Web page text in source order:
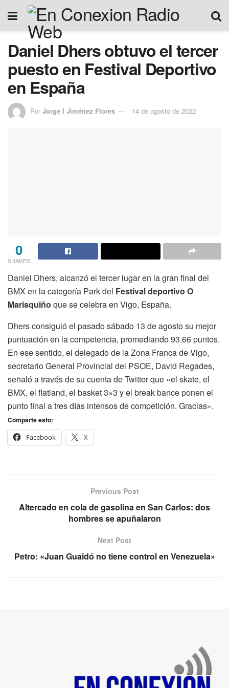
Daniel Dhers obtuvo el tercer
puesto en Festival Deportivo
en España
Por Jorge I Jiménez Flores 14 de agosto de 2022
0
SHARES
Daniel Dhers, alcanzó el tercer lugar en la gran final del
BMX en la categoría Park del Festival deportivo O
Marisquiño que se celebra en Vigo, España.
Dhers consiguió el pasado sábado 13 de agosto su mejor
puntuación en la competencia, promediando 93.66 puntos.
En ese sentido, el delegado de la Zona Franca de Vigo,
secretario General Provincial del PSOE, David Regades,
señaló a través de su cuenta de Twitter que «el skate, el
BMX, el flatland, el basket 3×3 y el break bance ponen el
punto final a tres días intensos de competición. Gracias».
Comparte esto:
Facebook
X
Previous Post
Altercado en cola de gasolina en San Carlos: dos
hombres se apuñalaron
Next Post
Petro: «Juan Guaidó no tiene control en Venezuela»